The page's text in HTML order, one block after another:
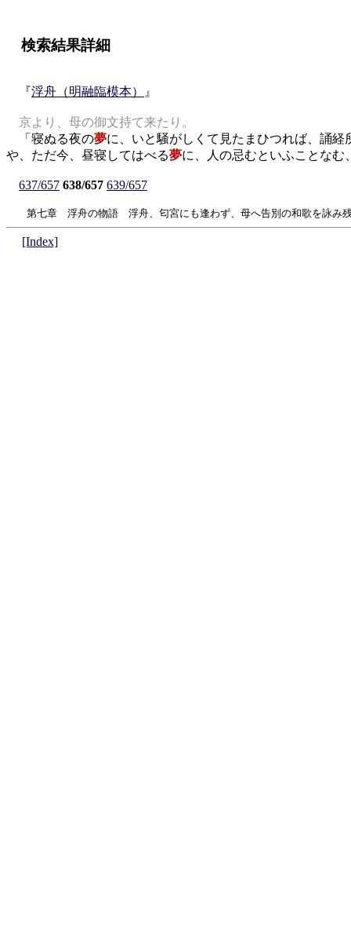
検索結果詳細
『浮舟（明融臨模本） 』
京より、母の御文持て来たり。
「寝ぬる夜の夢に、いと騒がしくて見たまひつれば、誦
や、ただ今、昼寝してはべる夢に、人の忌むといふことな
637/657 638/657 639/657
第七章 浮舟の物語 浮舟、匂宮にも逢わず、母へ告別の和歌を詠み
[Index]